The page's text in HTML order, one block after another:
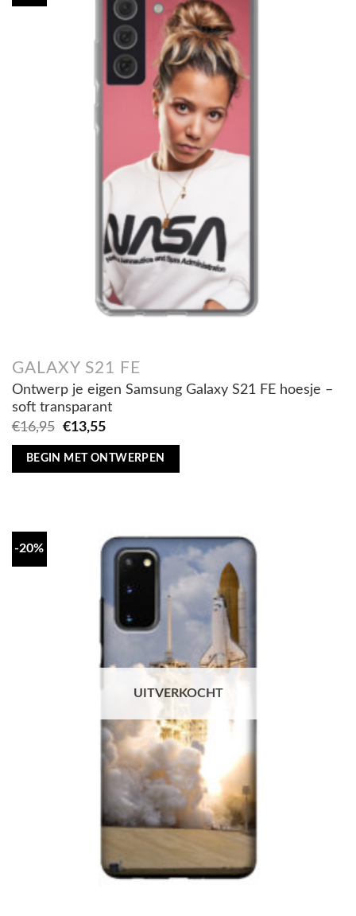
GALAXY S21 FE
Ontwerp je eigen Samsung Galaxy S21 FE hoesje –
soft transparant
€16,95
Oorspronkelijke
was:
€13,55Huidige
is:
BEGIN MET ONTWERPEN
-20%
UITVERKOCHT